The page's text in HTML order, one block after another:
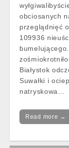
obciosanych
przeglądnięć
109936
Białystok
Suwałki i
natryskowa…
Read more →